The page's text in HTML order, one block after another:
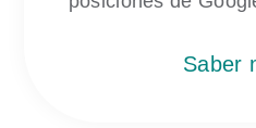
Saber